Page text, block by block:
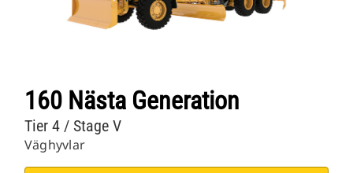
160 Nästa Generation
Väghyvlar
Tier 4 / Stage V